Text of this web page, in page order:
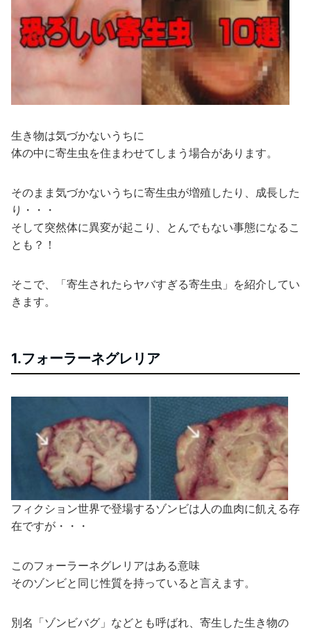
生き物は気づかないうちに
体の中に寄生虫を住まわせてしまう場合があります。
そのまま気づかないうちに寄生虫が増殖したり、成長した
り・・・
そして突然体に異変が起こり、とんでもない事態になるこ
とも？！
そこで、「寄生されたらヤバすぎる寄生虫」を紹介してい
きます。
1.フォーラーネグレリア
フィクション世界で登場するゾンビは人の血肉に飢える存
在ですが・・・
このフォーラーネグレリアはある意味
そのゾンビと同じ性質を持っていると言えます。
別名「ゾンビバグ」などとも呼ばれ、寄生した生き物の